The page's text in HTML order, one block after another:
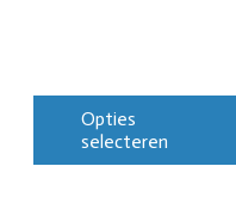
Opties
selecteren